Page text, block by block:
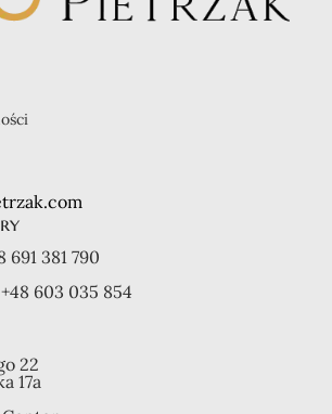
691 381 790
+48 603 035 854
22
17a